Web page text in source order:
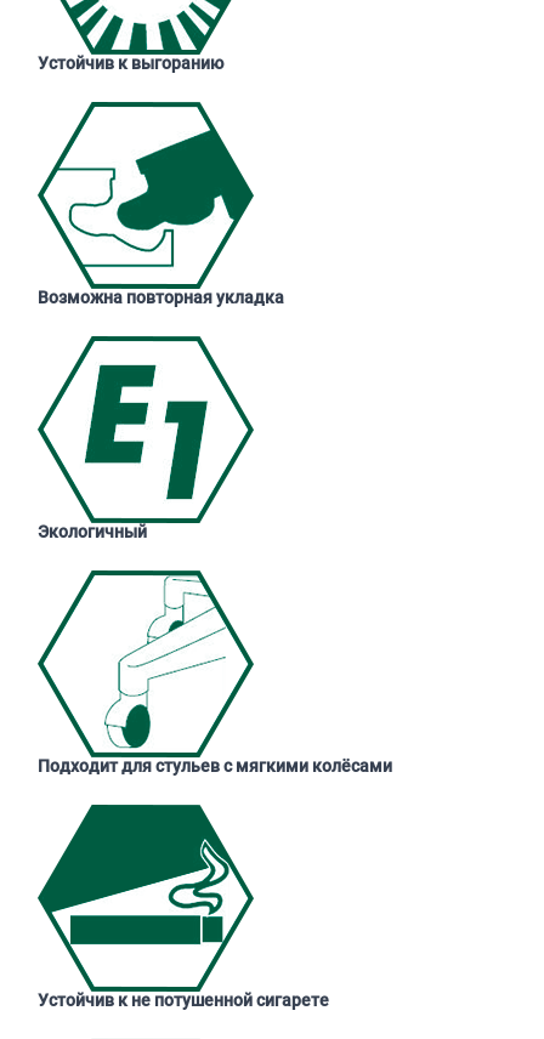
Устойчив к выгоранию
Возможна повторная укладка
Экологичный
Подходит для стульев с мягкими колёсами
Устойчив к не потушенной сигарете